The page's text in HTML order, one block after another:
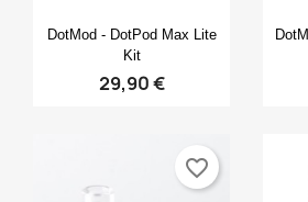
 Anteprima
DotMod - DotPod Max Lite
Kit
29,90 €
favorite_border